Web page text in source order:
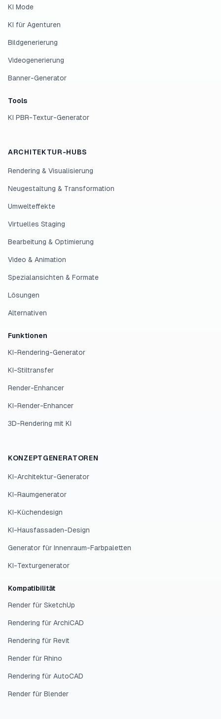
KI Mode
KI für Agenturen
Bildgenerierung
Videogenerierung
Banner-Generator
Tools
KI PBR-Textur-Generator
ARCHITEKTUR-HUBS
Rendering & Visualisierung
Neugestaltung & Transformation
Umwelteffekte
Virtuelles Staging
Bearbeitung & Optimierung
Video & Animation
Spezialansichten & Formate
Lösungen
Alternativen
Funktionen
KI-Rendering-Generator
KI-Stiltransfer
Render-Enhancer
KI-Render-Enhancer
3D-Rendering mit KI
KONZEPTGENERATOREN
KI-Architektur-Generator
KI-Raumgenerator
KI-Küchendesign
KI-Hausfassaden-Design
Generator für Innenraum-Farbpaletten
KI-Texturgenerator
Kompatibilität
Render für SketchUp
Rendering für ArchiCAD
Rendering für Revit
Render für Rhino
Rendering für AutoCAD
Render für Blender